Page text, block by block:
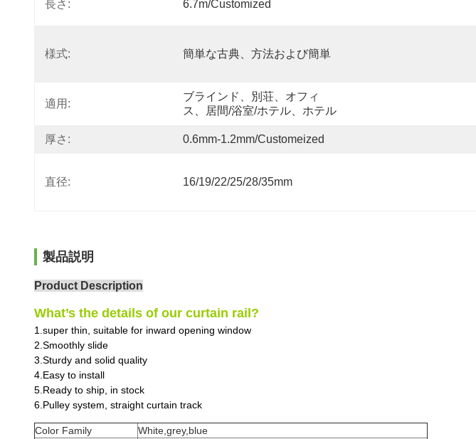
長さ: 6.7m/customized
様式: 簡単な古典、方法および簡単
適用:
ブラインド、別荘、オフィ
ス、居間/浴室/ホテル、ホテル
厚さ: 0.6mm-1.2mm/Customeized
直径: 16/19/22/25/28/35mm
製品説明
Product Description
What’s the details of our curtain rail?
1.super thin, suitable for inward opening window
2.Smoothly slide
3.Sturdy and solid quality
4.Easy to install
5.Ready to ship, in stock
6.Pulley system, straight curtain track
Color Family
White,grey,blue